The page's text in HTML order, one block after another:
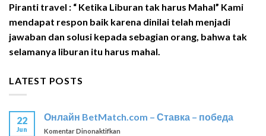
Piranti travel : “ Ketika Liburan tak harus Mahal” Kami
mendapat respon baik karena dinilai telah menjadi
jawaban dan solusi kepada sebagian orang, bahwa tak
selamanya liburan itu harus mahal.
LATEST POSTS
22
Jun
Онлайн BetMatch.com – Ставка – победа
Komentar Dinonaktifkan